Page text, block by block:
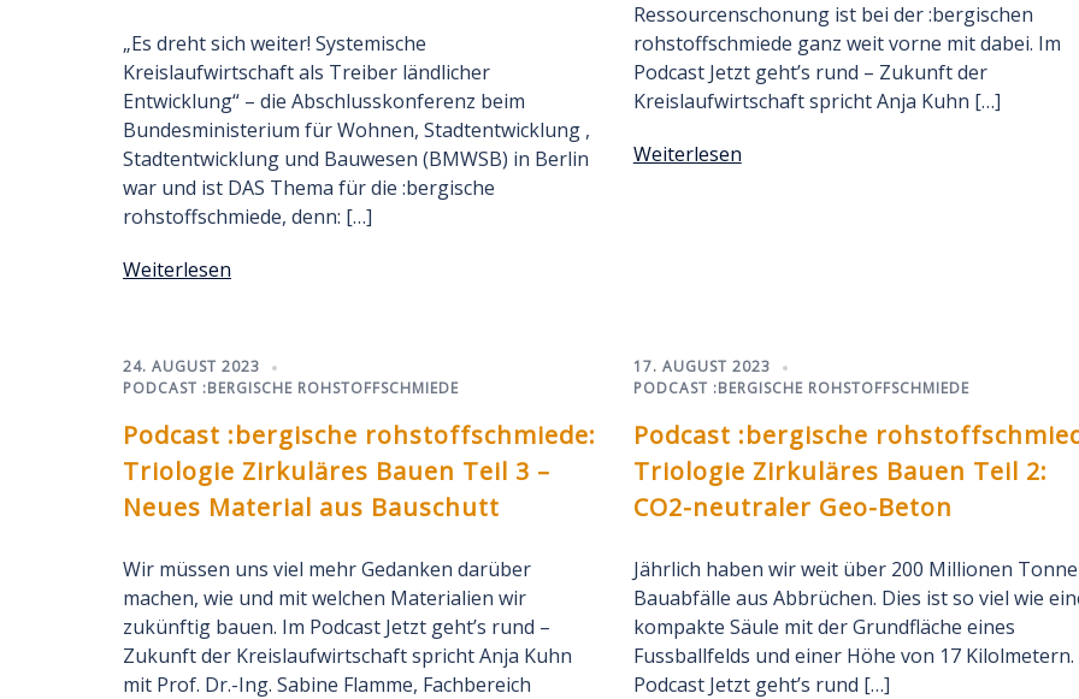
„Es dreht sich weiter! Systemische
Kreislaufwirtschaft als Treiber ländlicher
Entwicklung“ – die Abschlusskonferenz beim
Bundesministerium für Wohnen, Stadtentwicklung ,
Stadtentwicklung und Bauwesen (BMWSB) in Berlin
war und ist DAS Thema für die :bergische
rohstoffschmiede, denn: […]
Weiterlesen
Ressourcenschonung ist bei der :bergischen
rohstoffschmiede ganz weit vorne mit dabei. Im
Podcast Jetzt geht’s rund – Zukunft der
Kreislaufwirtschaft spricht Anja Kuhn […]
Weiterlesen
24. AUGUST 2023
PODCAST :BERGISCHE ROHSTOFFSCHMIEDE
Podcast :bergische rohstoffschmiede:
Triologie Zirkuläres Bauen Teil 3 –
Neues Material aus Bauschutt
Wir müssen uns viel mehr Gedanken darüber
machen, wie und mit welchen Materialien wir
zukünftig bauen. Im Podcast Jetzt geht’s rund –
Zukunft der Kreislaufwirtschaft spricht Anja Kuhn
mit Prof. Dr.-Ing. Sabine Flamme, Fachbereich
17. AUGUST 2023
PODCAST :BERGISCHE ROHSTOFFSCHMIEDE
Podcast :bergische
Triologie Zirkuläres Bauen Teil 2:
CO2-neutraler Geo-Beton
Jährlich haben wir weit über 200 Millionen
Bauabfälle aus Abbrüchen. Dies ist so viel wie
kompakte Säule mit der Grundfläche eines
Fussballfelds und einer Höhe von 17 Kilolmetern.
Podcast Jetzt geht’s rund […]